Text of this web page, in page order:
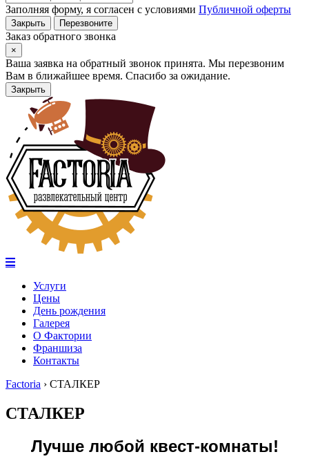
Заполняя форму, я согласен с условиями Публичной оферты
Закрыть Перезвоните
Заказ обратного звонка
×
Ваша заявка на обратный звонок принята. Мы перезвоним
Вам в ближайшее время. Спасибо за ожидание.
Закрыть
Услуги
Цены
День рождения
Галерея
О Фактории
Франшиза
Контакты
Factoria › СТАЛКЕР
СТАЛКЕР
Лучше любой квест-комнаты!